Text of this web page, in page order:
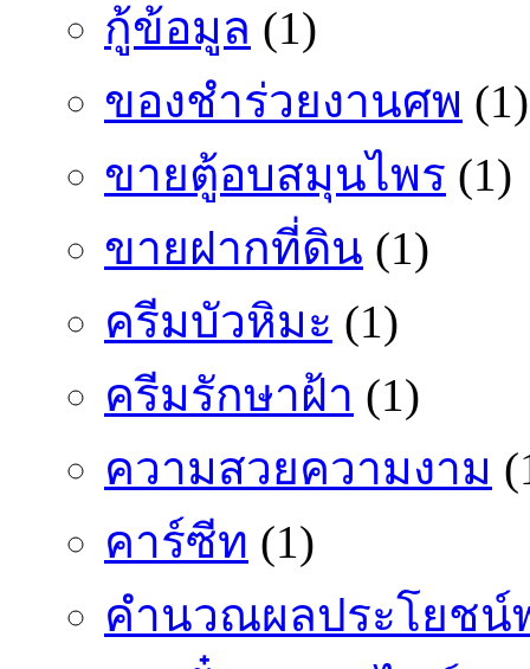
กู้ข้อมูล (1)
ของชำร่วยงานศพ (1)
ขายตู้อบสมุนไพร (1)
ขายฝากที่ดิน (1)
ครีมบัวหิมะ (1)
ครีมรักษาฝ้า (1)
ความสวยความงาม
คาร์ซีท (1)
คำนวณผลประโยชน์